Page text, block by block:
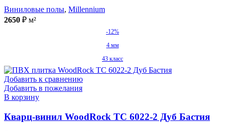
Виниловые полы, Millennium
2650 ₽ м²
-12%
4 мм
43 класс
Добавить к сравнению
Добавить в пожелания
В корзину
Кварц-винил WoodRock TC 6022-2 Дуб Бастия